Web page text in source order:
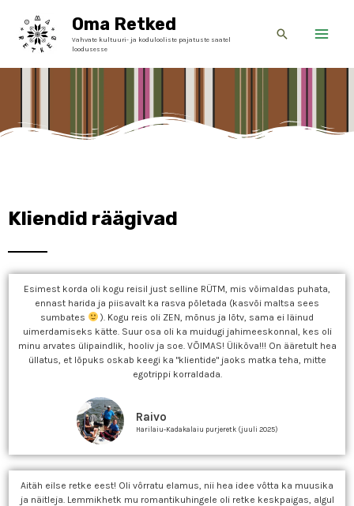
content
Oma Retked
Vahvate kultuuri- ja kodulooliste pajatuste saatel
loodusesse
Search
Kliendid räägivad
Esimest korda oli kogu reisil just selline RÜTM, mis võimaldas puhata,
ennast harida ja piisavalt ka rasva põletada (kasvõi maltsa sees
sumbates
). Kogu reis oli ZEN, mõnus ja lõtv, sama ei läinud
uimerdamiseks kätte. Suur osa oli ka muidugi jahimeeskonnal, kes oli
minu arvates ülipaindlik, hooliv ja soe. VÕIMAS! Ülikõva!!! On ääretult hea
üllatus, et lõpuks oskab keegi ka "klientide" jaoks matka teha, mitte
egotrippi korraldada.
Raivo
Harilaiu-Kadakalaiu purjeretk (juuli 2025)
Aitäh eilse retke eest! Oli vôrratu elamus, nii hea idee vôtta ka muusika
ja näitleja. Lemmikhetk mu romantikuhingele oli retke keskpaigas, algul